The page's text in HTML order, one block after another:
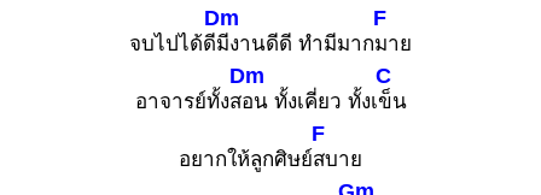
จบไปได้ดี
Dm
มีงานดีดี ทำมีมาก
F
มาย
อาจารย์ทั้งส
Dm
อน ทั้งเคี่ยว ทั้งเ
C
ข็น
อยากให้ลูกศิษย์
F
สบาย